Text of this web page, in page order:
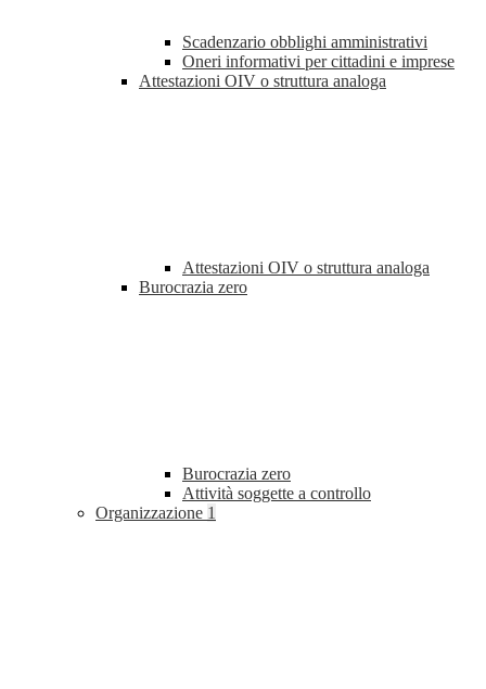
Scadenzario obblighi amministrativi
Oneri informativi per cittadini e imprese
Attestazioni OIV o struttura analoga
Attestazioni OIV o struttura analoga
Burocrazia zero
Burocrazia zero
Attività soggette a controllo
Organizzazione 1